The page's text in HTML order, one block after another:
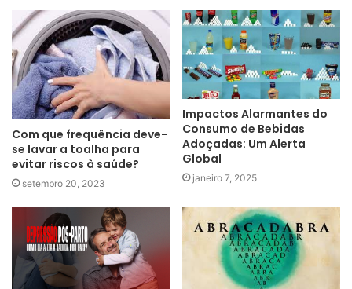
Com que frequência deve-
se lavar a toalha para
evitar riscos à saúde?
setembro 20, 2023
Impactos Alarmantes do
Consumo de Bebidas
Adoçadas: Um Alerta
Global
janeiro 7, 2025